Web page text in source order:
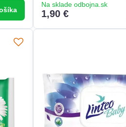
Na sklade odbojna.sk
1,90 €